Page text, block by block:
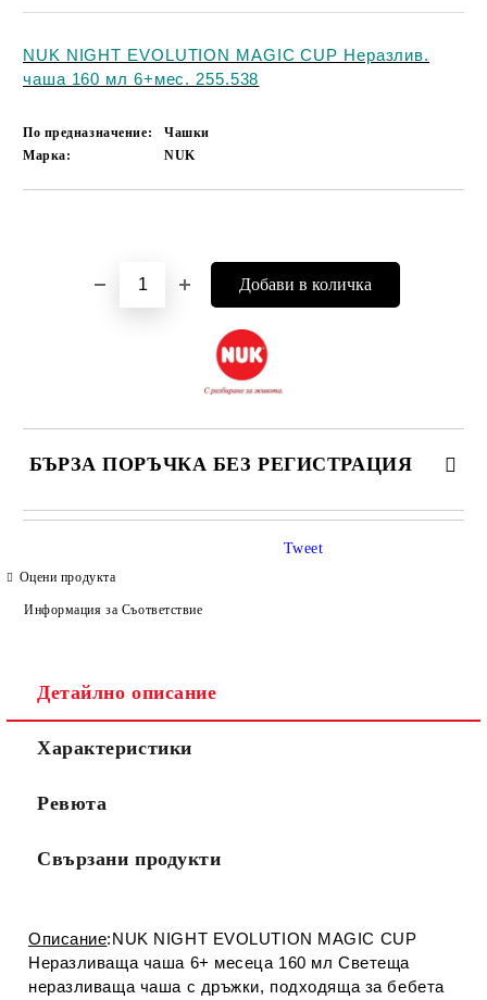
NUK NIGHT EVOLUTION MAGIC CUP Неразлив.
чаша 160 мл 6+мес. 255.538
По предназначение:
Чашки
Марка:
NUK
БЪРЗА ПОРЪЧКА БЕЗ РЕГИСТРАЦИЯ
САМО ПОПЪЛНЕТЕ 4 ПОЛЕТА
Съгласен съм сПолитиката за лични данни
Ние ще се свържем с вас в рамките на работния ден.
Оцени продукта
Информация за Съответствие
Tweet
Детайлно описание
Характеристики
Ревюта
Свързани продукти
Описание:NUK NIGHT EVOLUTION MAGIC CUP
Неразливаща чаша 6+ месеца 160 мл Светеща
неразливаща чаша с дръжки, подходяща за бебета